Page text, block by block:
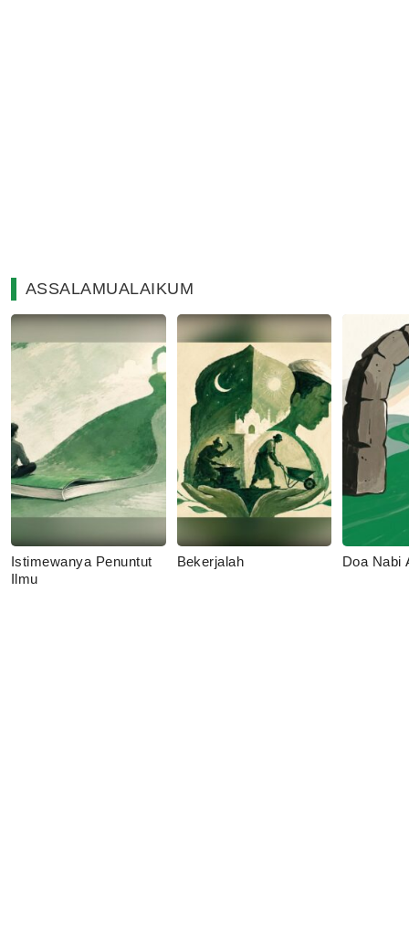
ASSALAMUALAIKUM
Istimewanya Penuntut
Ilmu
Bekerjalah Doa Nabi